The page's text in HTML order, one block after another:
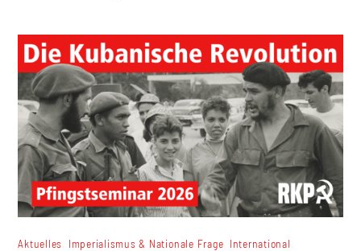
Aktuelles Imperialismus & Nationale Frage International